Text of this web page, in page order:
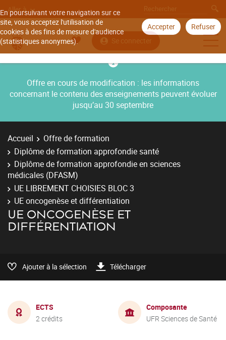
En poursuivant votre navigation sur ce
site, vous acceptez l'utilisation de
cookies à des fins de mesure d'audience
(statistiques anonymes).
Accepter Refuser
Aller à
Se connecter
Offre en cours de modification : les informations
concernant le contenu des enseignements peuvent évoluer
jusqu’au 30 septembre
Accueil
Offre de formation
Diplôme de formation approfondie santé
Diplôme de formation approfondie en sciences
médicales (DFASM)
UE LIBREMENT CHOISIES BLOC 3
UE oncogenèse et différentiation
UE ONCOGENÈSE ET
DIFFÉRENTIATION
Ajouter à la sélection Télécharger
ECTS
2 crédits
Composante
UFR Sciences de Santé